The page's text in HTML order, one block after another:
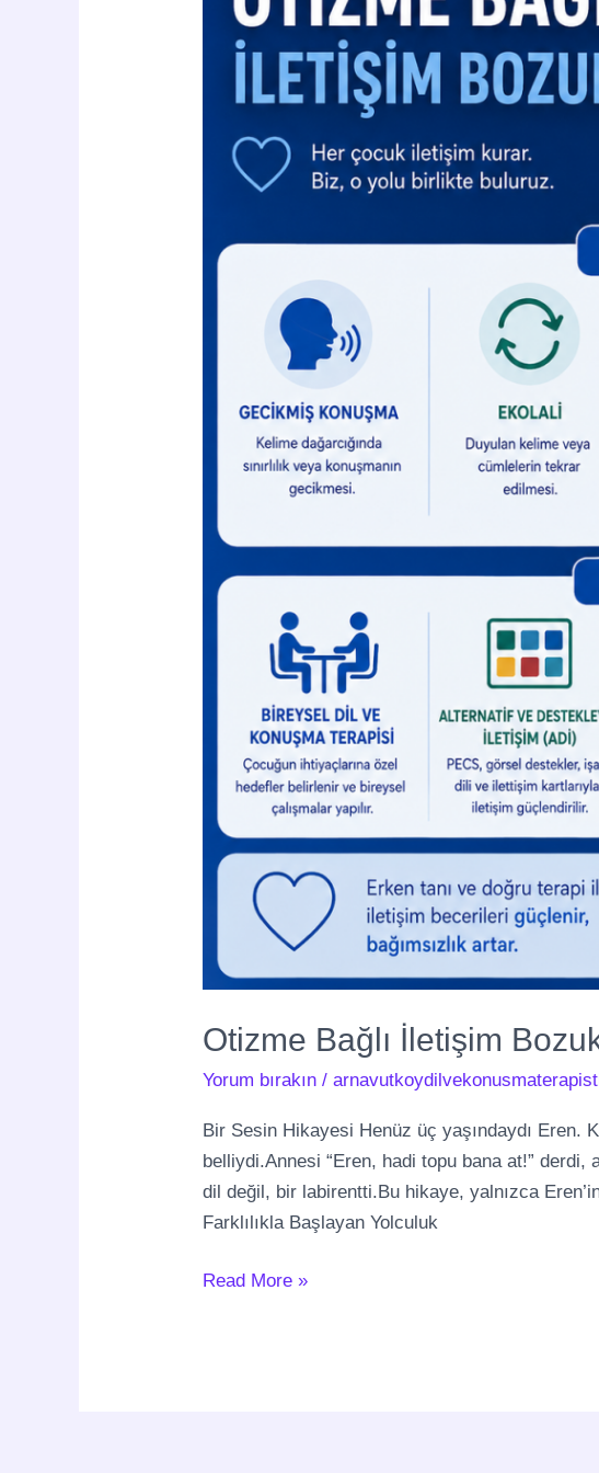
Otizme Bağlı İletişim
Yorum bırakın /
Bir Sesin Hikayesi Henüz üç yaşındaydı Eren.
belliydi.Annesi “Eren, hadi topu bana at!”
dil değil, bir labirentti.Bu hikaye, yalnızca
Farklılıkla Başlayan Yolculuk
Bozuklukları
Read More »